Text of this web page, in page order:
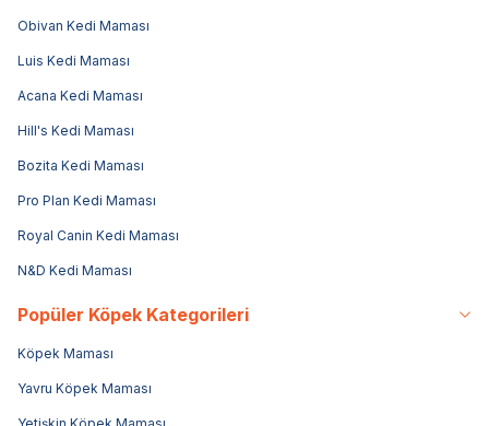
Obivan Kedi Maması
Luis Kedi Maması
Acana Kedi Maması
Hill's Kedi Maması
Bozita Kedi Maması
Pro Plan Kedi Maması
Royal Canin Kedi Maması
N&D Kedi Maması
Popüler Köpek Kategorileri
Köpek Maması
Yavru Köpek Maması